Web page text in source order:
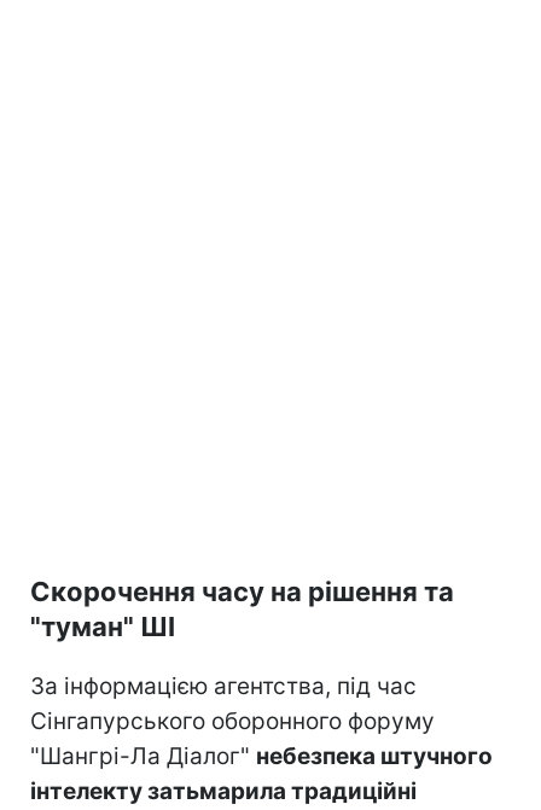
Скорочення часу на рішення та
"туман" ШІ
За інформацією агентства, під час
Сінгапурського оборонного форуму
"Шангрі-Ла Діалог" небезпека штучного
інтелекту затьмарила традиційні